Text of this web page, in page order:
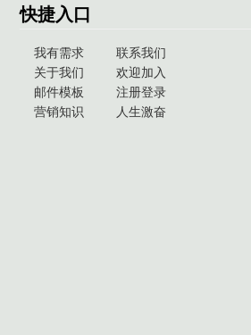
快捷入口
我有需求
联系我们
关于我们
欢迎加入
邮件模板
注册登录
营销知识
人生激奋